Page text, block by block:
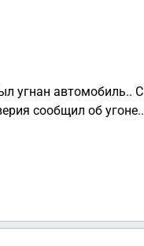
сообщил об угоне..
произошло